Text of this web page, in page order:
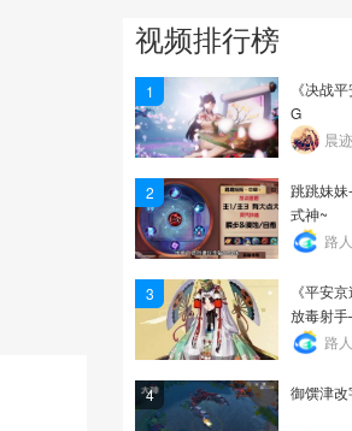
8.0
温柔的
蔓，一
4.7
视频排行榜
1
《决战
G
晨迹
2
跳跳妹
式神~
路
3
《平安
放毒射
路
4 御馔津